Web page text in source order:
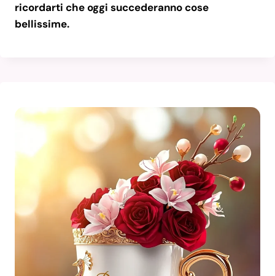
ricordarti che oggi succederanno cose
bellissime.